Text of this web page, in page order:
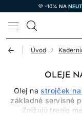
💜 -10% NA
Úvod
OLEJE
Olej nastrojček
základné servisné
Znižujú trenie